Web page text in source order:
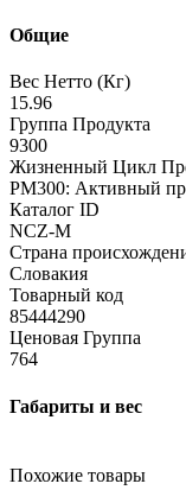
Общие
Вес Нетто (Кг)
15.96
Группа Продукта
9300
Жизненный Цикл
PM300: Активный
Каталог ID
NCZ-M
Страна
Словакия
Товарный код
85444290
Ценовая Группа
764
Габариты и вес
Похожие товары